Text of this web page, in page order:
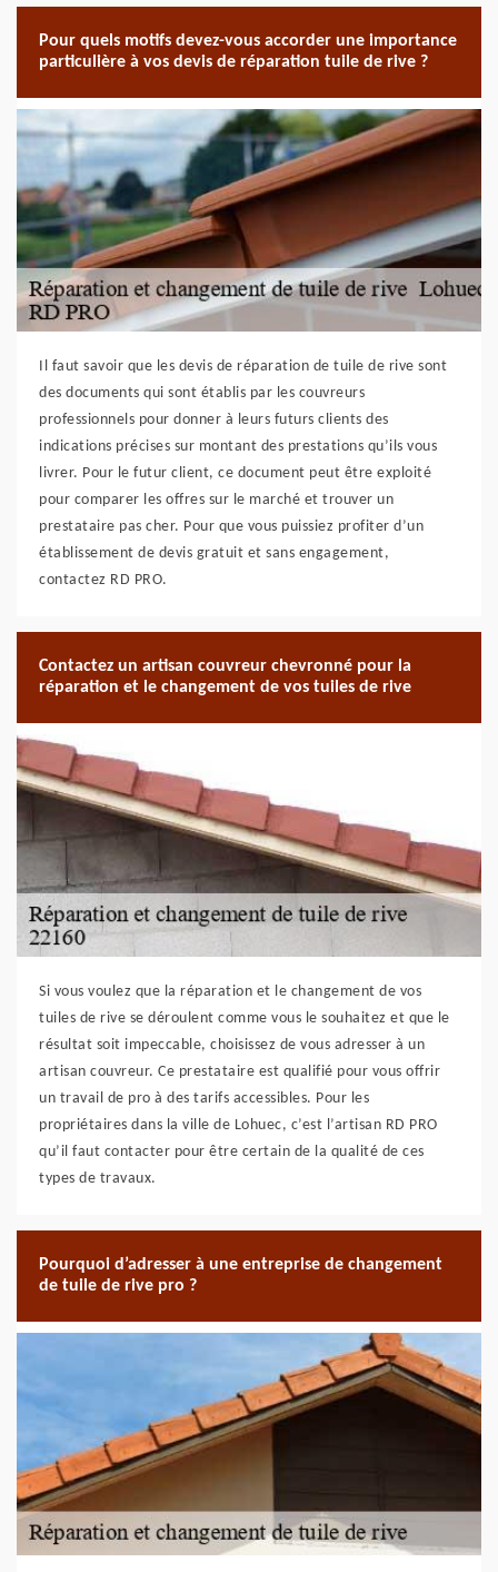
Pour quels motifs devez-vous accorder une importance
particulière à vos devis de réparation tuile de rive ?
Il faut savoir que les devis de réparation de tuile de rive sont
des documents qui sont établis par les couvreurs
professionnels pour donner à leurs futurs clients des
indications précises sur montant des prestations qu’ils vous
livrer. Pour le futur client, ce document peut être exploité
pour comparer les offres sur le marché et trouver un
prestataire pas cher. Pour que vous puissiez profiter d’un
établissement de devis gratuit et sans engagement,
contactez RD PRO.
Contactez un artisan couvreur chevronné pour la
réparation et le changement de vos tuiles de rive
Si vous voulez que la réparation et le changement de vos
tuiles de rive se déroulent comme vous le souhaitez et que le
résultat soit impeccable, choisissez de vous adresser à un
artisan couvreur. Ce prestataire est qualifié pour vous offrir
un travail de pro à des tarifs accessibles. Pour les
propriétaires dans la ville de Lohuec, c’est l’artisan RD PRO
qu’il faut contacter pour être certain de la qualité de ces
types de travaux.
Pourquoi d’adresser à une entreprise de changement
de tuile de rive pro ?